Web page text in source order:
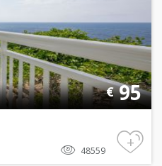
€95
48559 +